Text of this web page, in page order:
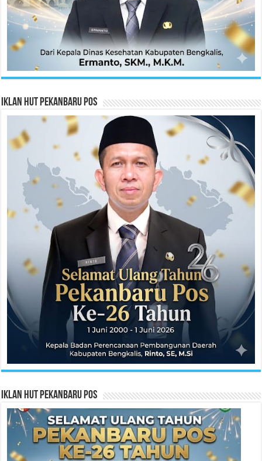
Iklan HUT Pekanbaru Pos
Iklan HUT Pekanbaru Pos